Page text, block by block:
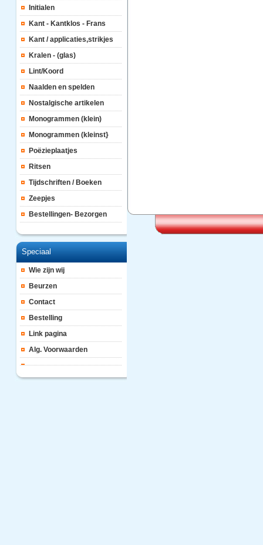
Initialen
Kant - Kantklos - Frans
Kant / applicaties,strikjes
Kralen - (glas)
Lint/Koord
Naalden en spelden
Nostalgische artikelen
Monogrammen (klein)
Monogrammen (kleinst}
Poëzieplaatjes
Ritsen
Tijdschriften / Boeken
Zeepjes
Bestellingen- Bezorgen
Speciaal
Wie zijn wij
Beurzen
Contact
Bestelling
Link pagina
Alg. Voorwaarden